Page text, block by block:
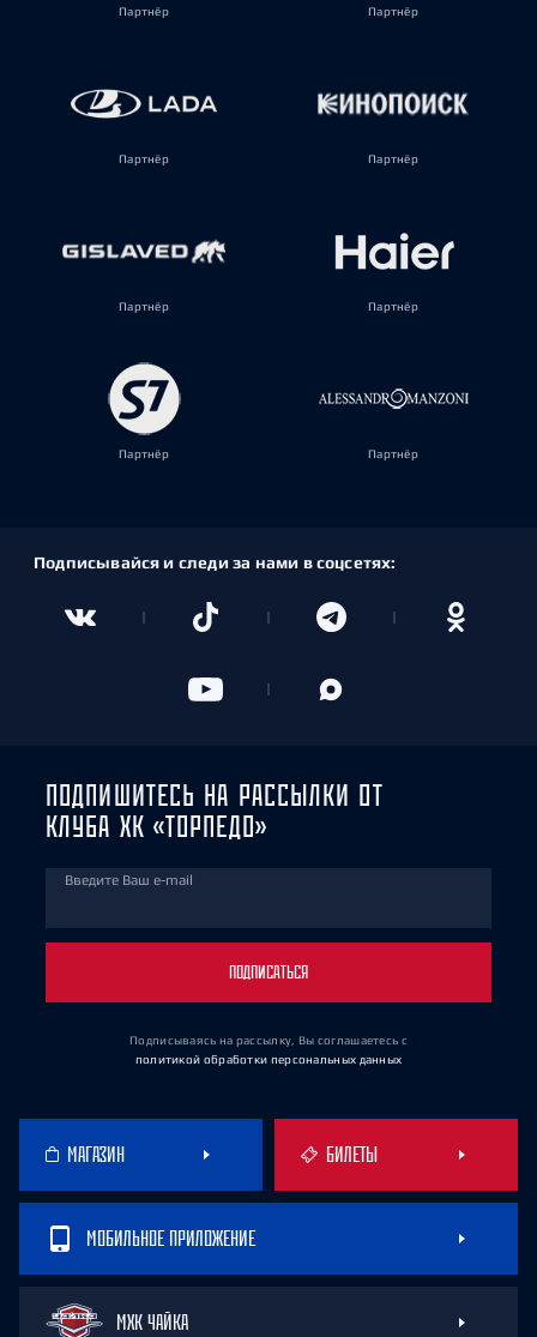
Партнёр Партнёр
Партнёр Партнёр
Партнёр Партнёр
Партнёр Партнёр
Подписывайся и следи за нами в соцсетях:
ПОДПИШИТЕСЬ НА РАССЫЛКИ ОТ
КЛУБА ХК «ТОРПЕДО»
Введите Ваш e-mail
ПОДПИСАТЬСЯ
Подписываясь на рассылку, Вы соглашаетесь с
политикой обработки персональных данных
МАГАЗИН БИЛЕТЫ
МОБИЛЬНОЕ ПРИЛОЖЕНИЕ
МХК ЧАЙКА